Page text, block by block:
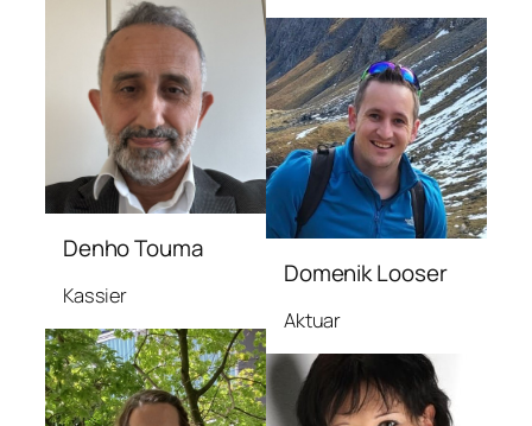
Denho Touma
Kassier
Domenik Looser
Aktuar